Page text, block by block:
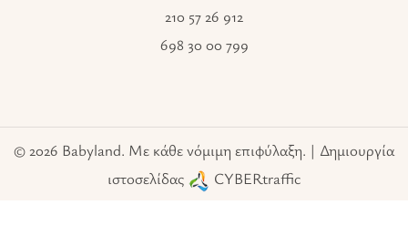
210 57 26 912
698 30 00 799
© 2026 Babyland. Με κάθε νόμιμη επιφύλαξη. | Δημιουργία
ιστοσελίδας
CYBERtraffic